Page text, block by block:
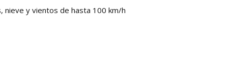
nieve y vientos de hasta 100 km/h